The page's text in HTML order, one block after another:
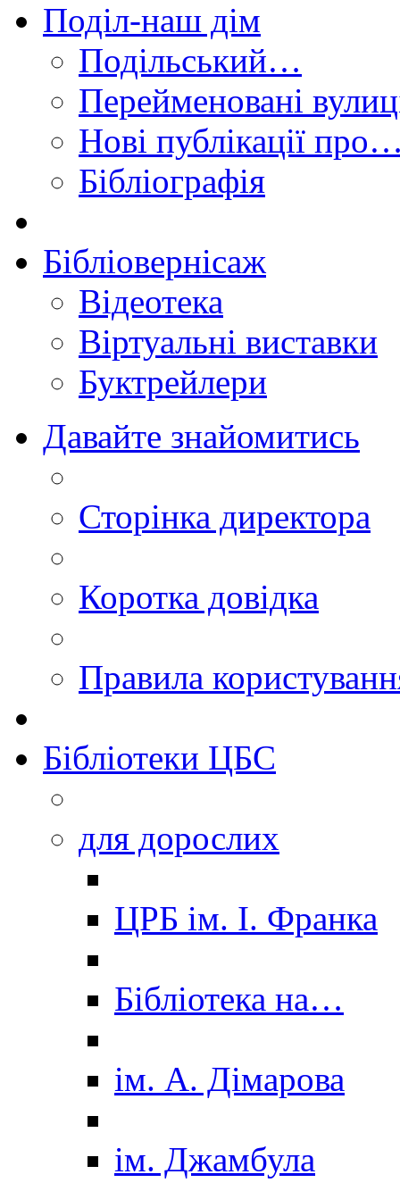
Поділ-наш дім
Подільський…
Перейменовані
Нові публікації
Бібліографія
Бібліовернісаж
Відеотека
Віртуальні виставки
Буктрейлери
Давайте знайомитись
Сторінка директора
Коротка довідка
Правила
Бібліотеки ЦБС
для дорослих
ЦРБ ім. І. Франка
Бібліотека на…
ім. А. Дімарова
ім. Джамбула